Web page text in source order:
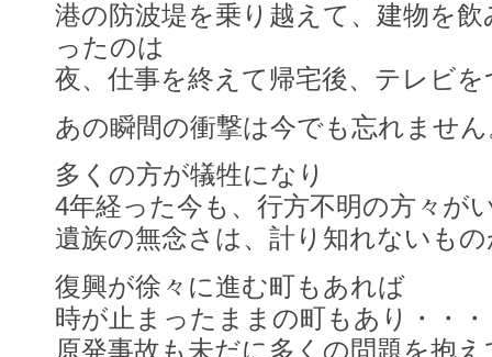
港の防波堤を乗り越えて、建物を
ったのは
夜、仕事を終えて帰宅後、テレビ
あの瞬間の衝撃は今でも忘れませ
多くの方が犠牲になり
4年経った今も、行方不明の方々が
遺族の無念さは、計り知れないも
復興が徐々に進む町もあれば
時が止まったままの町もあり・・・
原発事故も未だに多くの問題を抱